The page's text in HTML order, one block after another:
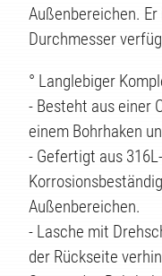
Außenbereichen.
Durchmesser
° Langlebiger
- Besteht aus einer
einem Bohrhaken
- Gefertigt aus
Außenbereichen.
- Lasche mit
der Rückseite